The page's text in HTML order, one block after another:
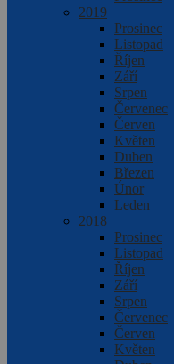
2019
Prosinec
Listopad
Říjen
Září
Srpen
Červenec
Červen
Květen
Duben
Březen
Únor
Leden
2018
Prosinec
Listopad
Říjen
Září
Srpen
Červenec
Červen
Květen